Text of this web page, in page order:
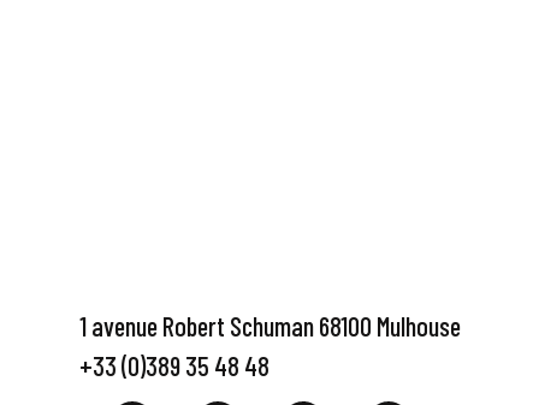
1 avenue Robert Schuman 68100 Mulhouse
+33 (0)389 35 48 48